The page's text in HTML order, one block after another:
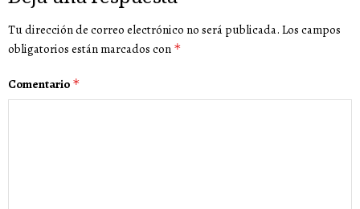
Tu dirección de correo electrónico no será publicada. Los campos
obligatorios están marcados con *
Comentario *